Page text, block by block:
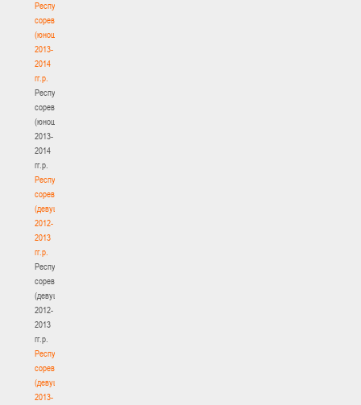
Республиканские
соревнования
(юноши)
2013-
2014
гг.р.
Республиканские
соревнования
(юноши)
2013-
2014
гг.р.
Республиканские
соревнования
(девушки)
2012-
2013
гг.р.
Республиканские
соревнования
(девушки)
2012-
2013
гг.р.
Республиканские
соревнования
(девушки)
2013-